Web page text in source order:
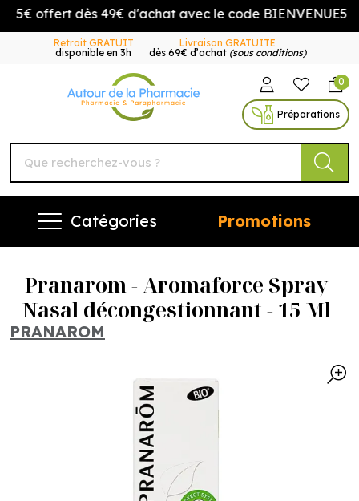
offert dès 49€ d'achat avec le code BIENVENUE5
Retrait GRATUIT
disponible en 3h
Livraison GRATUITE
dès 69€ d’achat (sous conditions)
Autour de la Pharmacie
0
Préparations
Catégories Promotions
Pranarom - Aromaforce Spray
Nasal décongestionnant - 15 Ml
PRANAROM